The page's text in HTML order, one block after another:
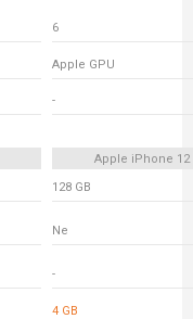
6
Apple GPU
-
Apple iPhone
128 GB
Ne
-
4 GB